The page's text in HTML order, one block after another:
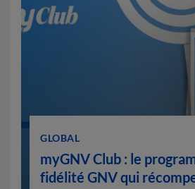
GLOBAL
myGNV Club : le
fidélité GNV qui